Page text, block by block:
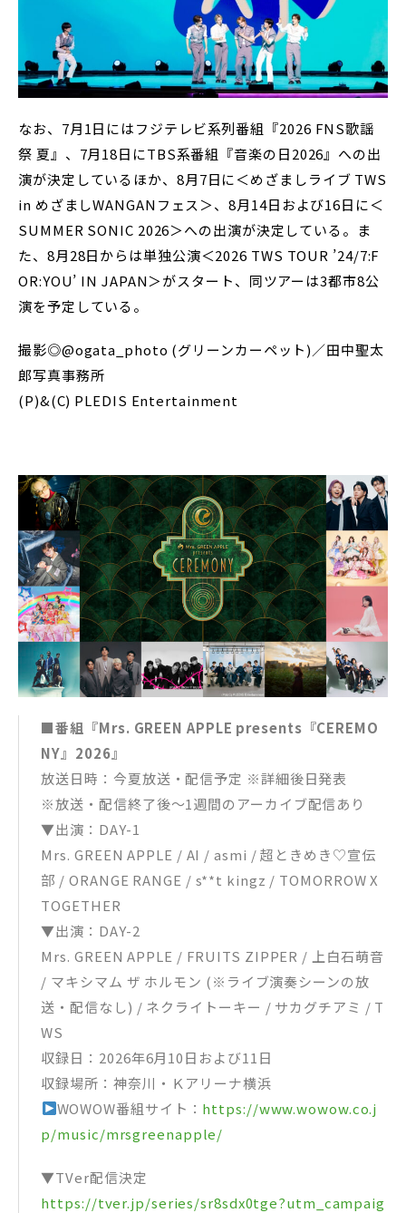
なお、7月1日にはフジテレビ系列番組『2026 FNS歌謡
祭 夏』、7月18日にTBS系番組『音楽の日2026』への出
演が決定しているほか、8月7日に＜めざましライブ TWS
in めざましWANGANフェス＞、8月14日および16日に＜
SUMMER SONIC 2026＞への出演が決定している。ま
た、8月28日からは単独公演＜2026 TWS TOUR ’24/7:F
OR:YOU’ IN JAPAN＞がスタート、同ツアーは3都市8公
演を予定している。
撮影◎@ogata_photo (グリーンカーペット)／田中聖太
郎写真事務所
(P)&(C) PLEDIS Entertainment
■番組『Mrs. GREEN APPLE presents『CEREMO
NY』2026』
放送日時：今夏放送・配信予定 ※詳細後日発表
※放送・配信終了後～1週間のアーカイブ配信あり
▼出演：DAY-1
Mrs. GREEN APPLE / AI / asmi / 超ときめき♡宣伝
部 / ORANGE RANGE / s**t kingz / TOMORROW X
TOGETHER
▼出演：DAY-2
Mrs. GREEN APPLE / FRUITS ZIPPER / 上白石萌音
/ マキシマム ザ ホルモン (※ライブ演奏シーンの放
送・配信なし) / ネクライトーキー / サカグチアミ / T
WS
収録日：2026年6月10日および11日
収録場所：神奈川・Ｋアリーナ横浜
WOWOW番組サイト： https://www.wowow.co.j
p/music/mrsgreenapple/
▼TVer配信決定
https://tver.jp/series/sr8sdx0tge?utm_campaig